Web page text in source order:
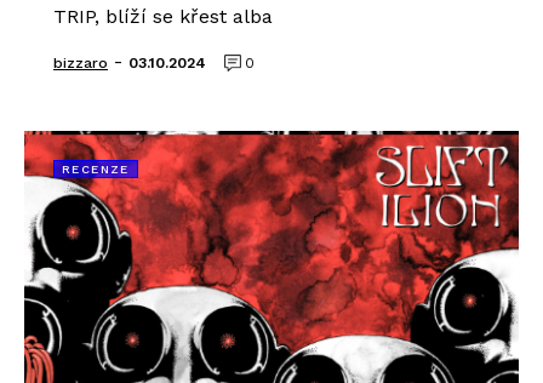
TRIP, blíží se křest alba
bizzaro - 03.10.2024 0
RECENZE